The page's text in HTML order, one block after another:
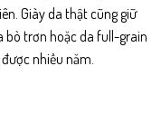
Giày da thật cũng giữ
bò trơn hoặc da full-grain
nhiều năm.